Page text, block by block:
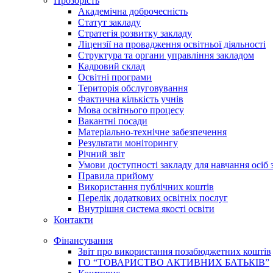
Академічна доброчесність
Статут закладу
Стратегія розвитку закладу
Ліцензії на провадження освітньої діяльності
Структура та органи управління закладом
Кадровий склад
Освітні програми
Територія обслуговування
Фактична кількість учнів
Мова освітнього процесу
Вакантні посади
Матеріально-технічне забезпечення
Результати моніторингу
Річний звіт
Умови доступності закладу для навчання
Правила прийому
Використання публічних коштів
Перелік додаткових освітніх послуг
Внутрішня система якості освіти
Контакти
Фінансування
Звіт про використання позабюджетних коштів
ГО “ТОВАРИСТВО АКТИВНИХ БАТЬКІВ”